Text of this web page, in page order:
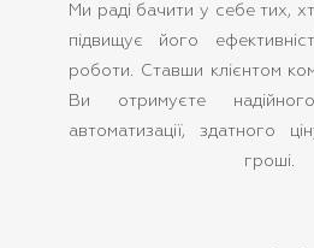
Ми раді бачити у себе тих,
підвищує його
роботи. Ставши клієнтом
Ви отримуєте
автоматизації, здатного
гроші.